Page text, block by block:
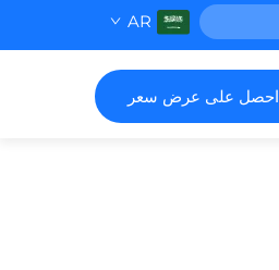
AR
احصل على عرض سعر